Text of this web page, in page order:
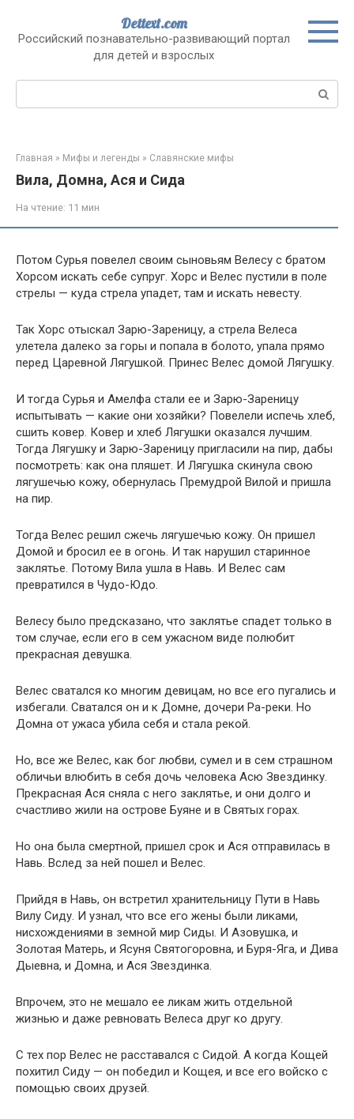
контенту
Dettext.com
Российский познавательно-развивающий портал
для детей и взрослых
Поиск:
Главная » Мифы и легенды » Славянские мифы
Вила, Домна, Ася и Сида
На чтение: 11 мин
Потом Сурья повелел своим сыновьям Велесу с братом
Хорсом искать себе супруг. Хорс и Велес пустили в поле
стрелы — куда стрела упадет, там и искать невесту.
Так Хорс отыскал Зарю-Зареницу, а стрела Велеса
улетела далеко за горы и попала в болото, упала прямо
перед Царевной Лягушкой. Принес Велес домой Лягушку.
И тогда Сурья и Амелфа стали ее и Зарю-Зареницу
испытывать — какие они хозяйки? Повелели испечь хлеб,
сшить ковер. Ковер и хлеб Лягушки оказался лучшим.
Тогда Лягушку и Зарю-Зареницу пригласили на пир, дабы
посмотреть: как она пляшет. И Лягушка скинула свою
лягушечью кожу, обернулась Премудрой Вилой и пришла
на пир.
Тогда Велес решил сжечь лягушечью кожу. Он пришел
Домой и бросил ее в огонь. И так нарушил старинное
заклятье. Потому Вила ушла в Навь. И Велес сам
превратился в Чудо-Юдо.
Велесу было предсказано, что заклятье спадет только в
том случае, если его в сем ужасном виде полюбит
прекрасная девушка.
Велес сватался ко многим девицам, но все его пугались и
избегали. Сватался он и к Домне, дочери Ра-реки. Но
Домна от ужаса убила себя и стала рекой.
Но, все же Велес, как бог любви, сумел и в сем страшном
обличьи влюбить в себя дочь человека Асю Звездинку.
Прекрасная Ася сняла с него заклятье, и они долго и
счастливо жили на острове Буяне и в Святых горах.
Но она была смертной, пришел срок и Ася отправилась в
Навь. Вслед за ней пошел и Велес.
Прийдя в Навь, он встретил хранительницу Пути в Навь
Вилу Сиду. И узнал, что все его жены были ликами,
нисхождениями в земной мир Сиды. И Азовушка, и
Золотая Матерь, и Ясуня Святогоровна, и Буря-Яга, и Дива
Дыевна, и Домна, и Ася Звездинка.
Впрочем, это не мешало ее ликам жить отдельной
жизнью и даже ревновать Велеса друг ко другу.
С тех пор Велес не расставался с Сидой. А когда Кощей
похитил Сиду — он победил и Кощея, и все его войско с
помощью своих друзей.